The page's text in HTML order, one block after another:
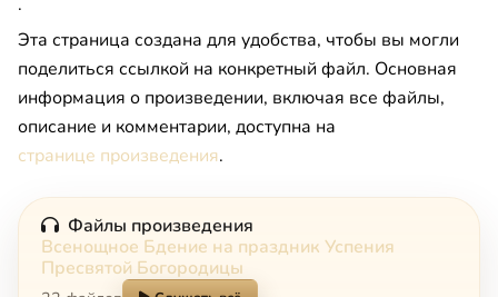
Эта страница создана для удобства, чтобы вы могли
поделиться ссылкой на конкретный файл. Основная
информация о произведении, включая все файлы,
описание и комментарии, доступна на
странице произведения.
Файлы произведения
Всенощное Бдение на праздник Успения
Пресвятой Богородицы